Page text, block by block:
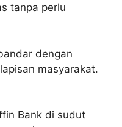
tanpa perlu
dengan
masyarakat.